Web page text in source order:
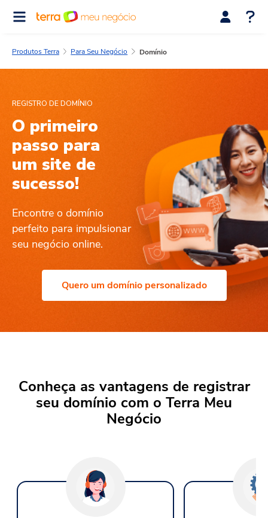
Produtos Terra Para Seu Negócio Domínio
REGISTRO DE DOMÍNIO
O primeiro
passo para
um site de
sucesso!
Encontre o domínio
perfeito para impulsionar
seu negócio online.
Quero um domínio personalizado
Conheça as vantagens de registrar
seu domínio com o Terra Meu
Negócio